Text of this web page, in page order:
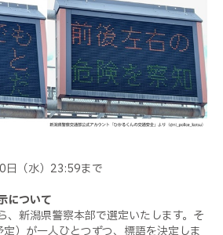
日（水）23:59まで
について
、新潟県警察本部で選定いたします。そ